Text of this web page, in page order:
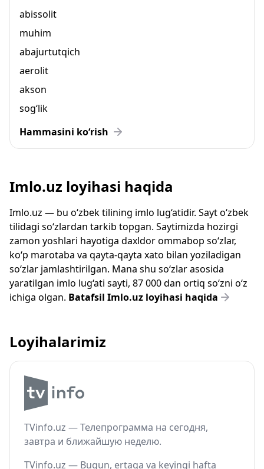
abissolit
muhim
abajurtutqich
aerolit
akson
sog‘lik
Hammasini ko‘rish
Imlo.uz loyihasi haqida
Imlo.uz — bu o‘zbek tilining imlo lug‘atidir. Sayt o‘zbek
tilidagi so‘zlardan tarkib topgan. Saytimizda hozirgi
zamon yoshlari hayotiga daxldor ommabop so‘zlar,
ko‘p marotaba va qayta-qayta xato bilan yoziladigan
so‘zlar jamlashtirilgan. Mana shu so‘zlar asosida
yaratilgan imlo lug‘ati sayti, 87 000 dan ortiq so‘zni o‘z
ichiga olgan. Batafsil Imlo.uz loyihasi haqida
Loyihalarimiz
TVinfo.uz — Телепрограмма на сегодня,
завтра и ближайшую неделю.
TVinfo.uz — Bugun, ertaga va keyingi hafta